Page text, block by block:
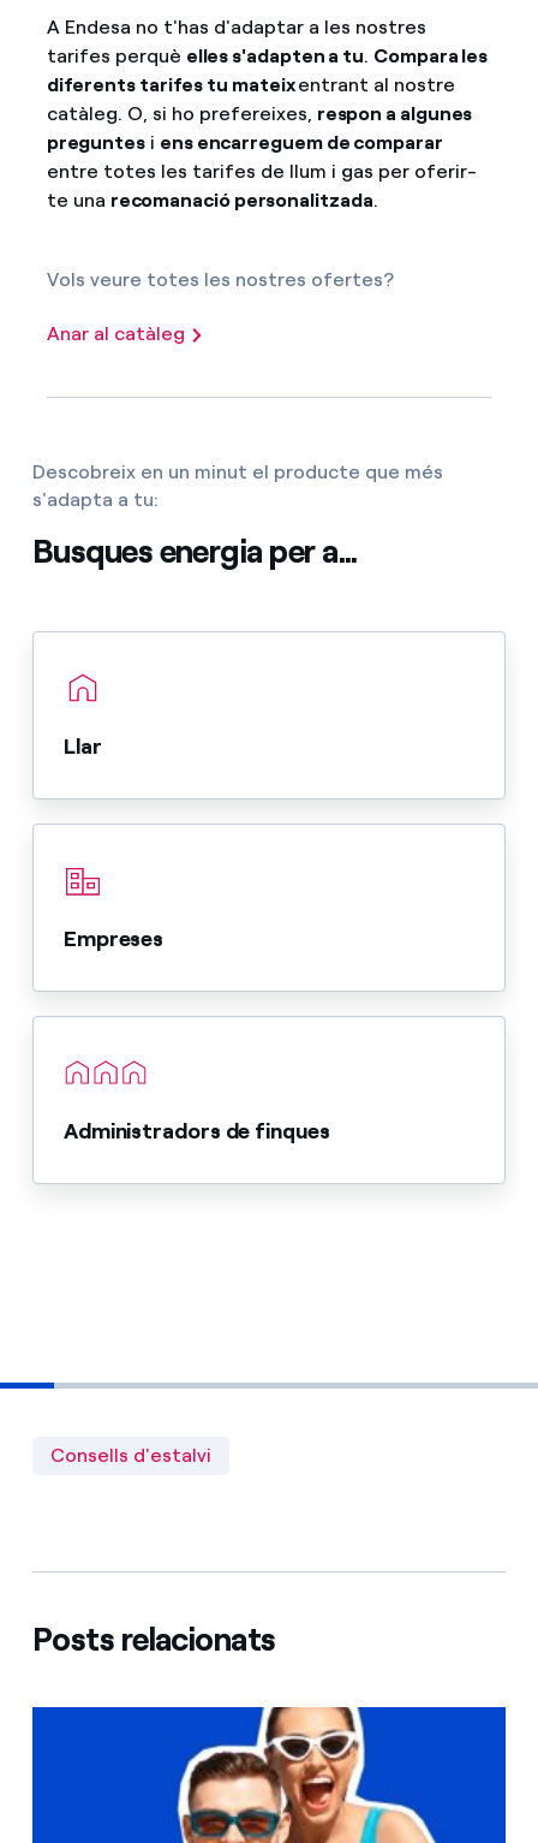
A Endesa no t'has d'adaptar a les nostres
tarifes perquè elles s'adapten a tu. Compara les
diferents tarifes tu mateixentrant al nostre
catàleg. O, si ho prefereixes, respon a algunes
preguntesi ens encarreguem de comparar
entre totes les tarifes de llum i gas per oferir-
te una recomanació personalitzada.
Vols veure totes les nostres ofertes?
Anar al catàleg
Descobreix en un minut el producte que més
s'adapta a tu:
Busques energia per a...
Llar
Empreses
Administradors de finques
Consells d'estalvi
Posts relacionats